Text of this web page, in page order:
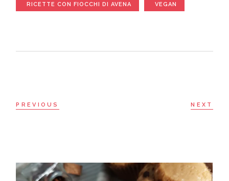
RICETTE CON FIOCCHI DI AVENA VEGAN
PREVIOUS NEXT